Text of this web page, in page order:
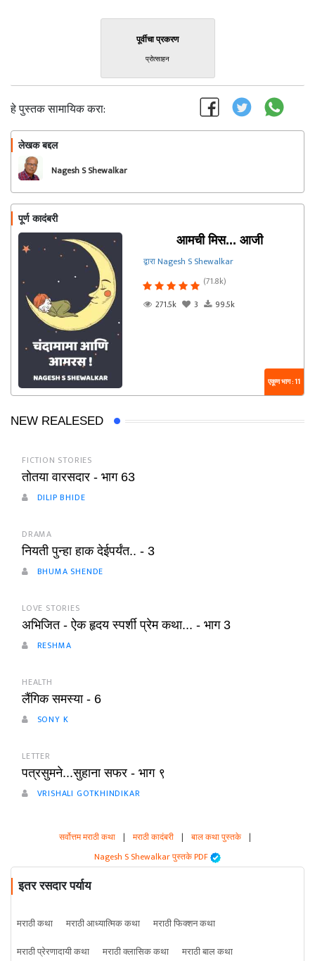
पूर्वीचा प्रकरण
प्रोत्साहन
हे पुस्तक सामायिक करा:
लेखक बद्दल
Nagesh S Shewalkar
पूर्ण कादंबरी
आमची मिस... आजी
द्वारा Nagesh S Shewalkar
(71.8k)
271.5k
3 99.5k
एकूण भाग : 11
NEW REALESED
FICTION STORIES
तोतया वारसदार - भाग 63
DILIP BHIDE
DRAMA
नियती पुन्हा हाक देईपर्यंत.. - 3
BHUMA SHENDE
LOVE STORIES
अभिजित - ऐक हृदय स्पर्शी प्रेम कथा... - भाग 3
RESHMA
HEALTH
लैंगिक समस्या - 6
SONY K
LETTER
पत्रसुमने...सुहाना सफर - भाग ९
VRISHALI GOTKHINDIKAR
सर्वोत्तम मराठी कथा | मराठी कादंबरी | बाल कथा पुस्तके |
Nagesh S Shewalkar पुस्तके PDF
इतर रसदार पर्याय
मराठी कथा मराठी आध्यात्मिक कथा
मराठी फिक्शन कथा
मराठी प्रेरणादायी कथा
मराठी क्लासिक कथा
मराठी बाल कथा